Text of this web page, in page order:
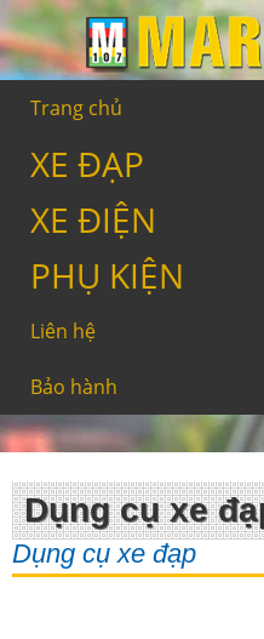
Trang chủ
XE ĐẠP
XE ĐIỆN
PHỤ KIỆN
Liên hệ
Bảo hành
Dụng cụ xe
Dụng cụ xe đạp